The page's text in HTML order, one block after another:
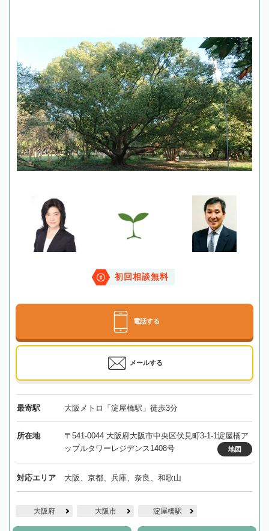
初回相談無料
電話する
メールする
最寄駅 大阪メトロ「淀屋橋駅」徒歩3分
所在地
〒541-0044 大阪府大阪市中央区伏見町3-1-1淀屋橋ア
ップルタワーレジデンス1408号
地図
対応エリア 大阪、京都、兵庫、奈良、和歌山
大阪府 大阪市 淀屋橋駅